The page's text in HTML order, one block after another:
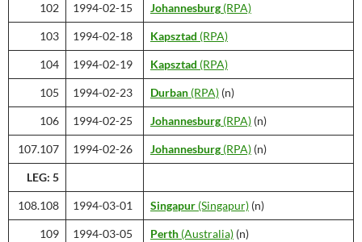
102 1994-02-15 Johannesburg (RPA)
103 1994-02-18 Kapsztad (RPA)
104 1994-02-19 Kapsztad (RPA)
105 1994-02-23 Durban (RPA) (n)
106 1994-02-25 Johannesburg (RPA) (n)
107.107 1994-02-26 Johannesburg (RPA) (n)
LEG: 5
108.108 1994-03-01 Singapur (Singapur) (n)
109 1994-03-05 Perth (Australia) (n)